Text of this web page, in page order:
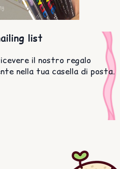
list
il nostro regalo
nella tua casella di posta.